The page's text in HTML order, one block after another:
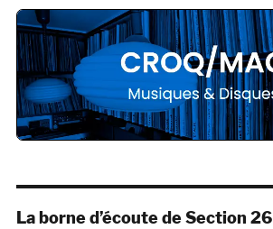
La borne d’écoute de Section 26